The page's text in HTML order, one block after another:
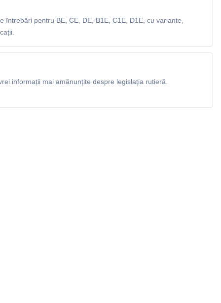
întrebări pentru BE, CE, DE, B1E, C1E, D1E, cu variante,
informații mai amănunțite despre legislația rutieră.